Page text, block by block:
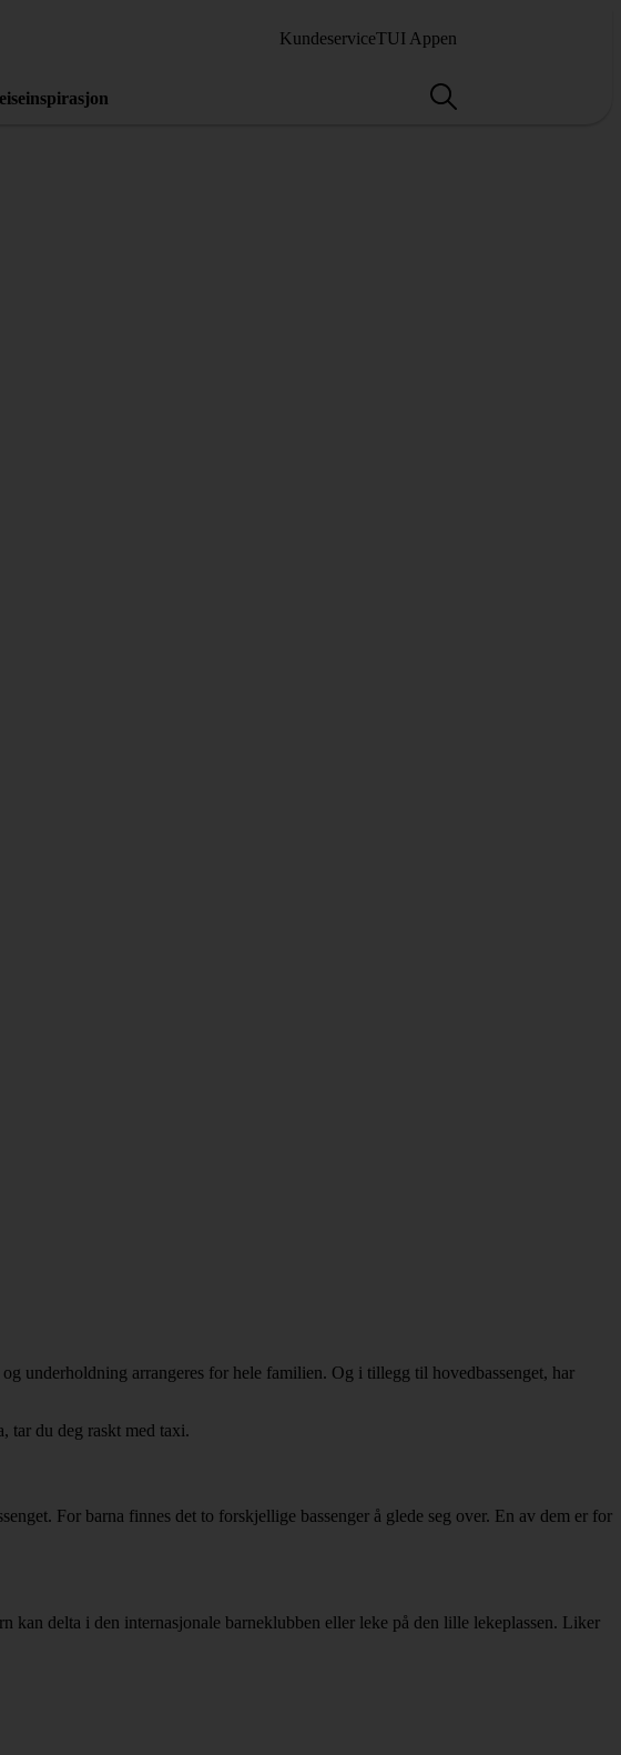
KundeserviceTUI Appen
underholdning arrangeres for hele familien. Og i tillegg til hovedbassenget, har
tar du deg raskt med taxi.
For barna finnes det to forskjellige bassenger å glede seg over. En av dem er for
kan delta i den internasjonale barneklubben eller leke på den lille lekeplassen. Liker